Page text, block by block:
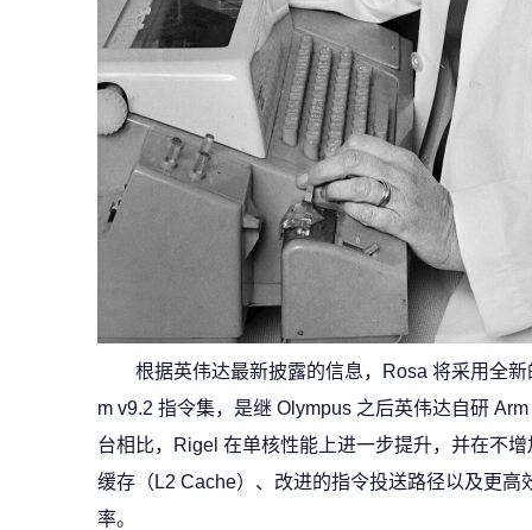
根据英伟达最新披露的信息，Rosa 将采用全
m v9.2 指令集，是继 Olympus 之后英伟达自研
台相比，Rigel 在单核性能上进一步提升，并在不
缓存（L2 Cache）、改进的指令投送路径以及更高
率。